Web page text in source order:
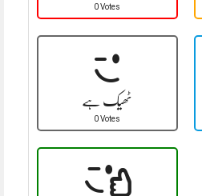
0 Votes
ٹھیک ہے
0 Votes